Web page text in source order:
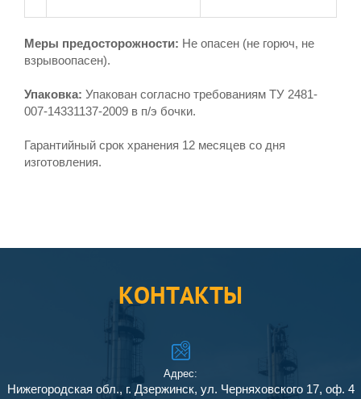
Меры предосторожности: Не опасен (не горюч, не
взрывоопасен).
Упаковка: Упакован согласно требованиям ТУ 2481-
007-14331137-2009 в п/э бочки.
Гарантийный срок хранения 12 месяцев со дня
изготовления.
КОНТАКТЫ
Адрес:
Нижегородская обл., г. Дзержинск, ул. Черняховского 17, оф. 4